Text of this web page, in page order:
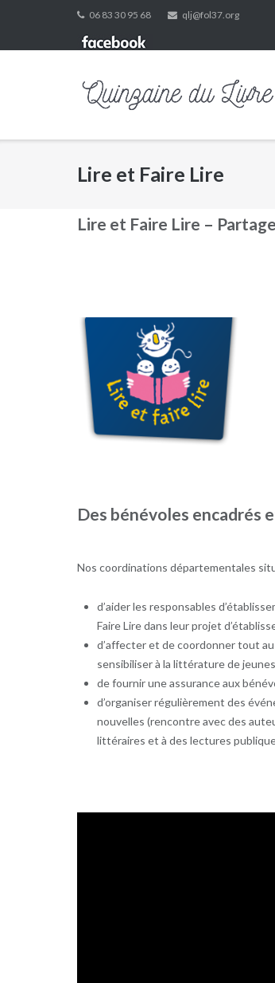
06 83 30 95 68 qlj@fol37.org
Lire et Faire Lire
Lire et Faire Lire –
Des bénévoles encadrés
Nos coordinations départementales
d’aider les responsables
Faire Lire dans leur projet
d’affecter et de coordonner tout
sensibiliser à la littérature de
de fournir une assurance aux
d’organiser régulièrement des
nouvelles (rencontre avec des
littéraires et à des lectures